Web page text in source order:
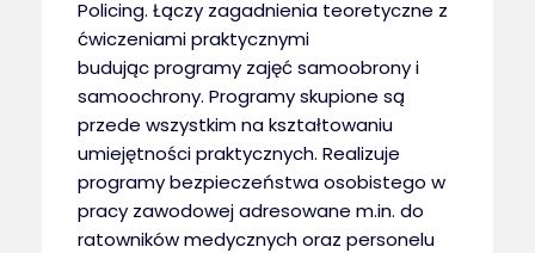
Policing. Łączy zagadnienia teoretyczne z
ćwiczeniami praktycznymi
budując programy zajęć samoobrony i
samoochrony. Programy skupione są
przede wszystkim na kształtowaniu
umiejętności praktycznych. Realizuje
programy bezpieczeństwa osobistego w
pracy zawodowej adresowane m.in. do
ratowników medycznych oraz personelu